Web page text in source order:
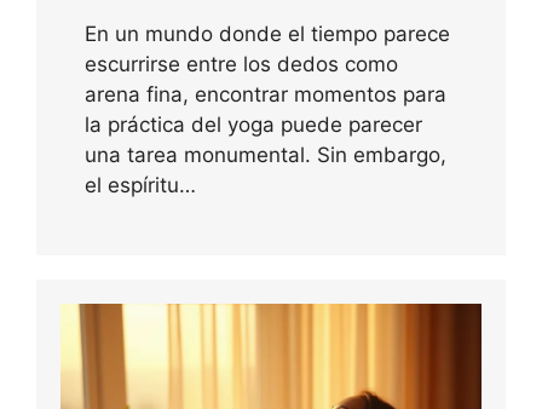
En un mundo donde el tiempo parece
escurrirse entre los dedos como
arena fina, encontrar momentos para
la práctica del yoga puede parecer
una tarea monumental. Sin embargo,
el espíritu…